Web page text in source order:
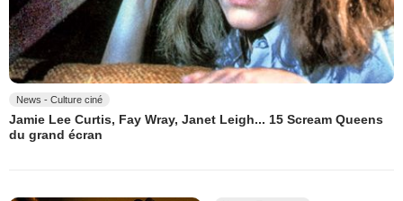
News - Culture ciné
Jamie Lee Curtis, Fay Wray, Janet Leigh... 15 Scream Queens
du grand écran